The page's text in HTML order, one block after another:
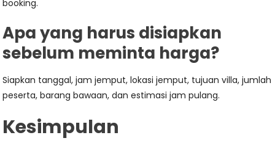
booking.
Apa yang harus disiapkan
sebelum meminta harga?
Siapkan tanggal, jam jemput, lokasi jemput, tujuan villa, jumlah
peserta, barang bawaan, dan estimasi jam pulang.
Kesimpulan